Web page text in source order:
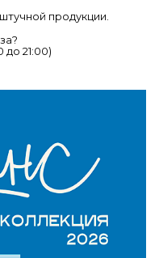
продукции.
до 21:00)